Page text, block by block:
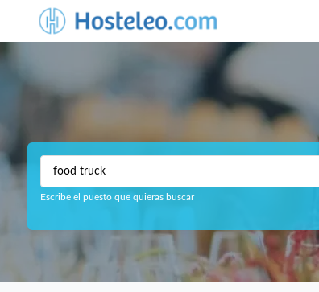
Escribe el puesto que quieras buscar